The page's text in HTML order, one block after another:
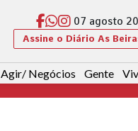
07 agosto
Assine o Diário As
Agir/ Negócios Gente